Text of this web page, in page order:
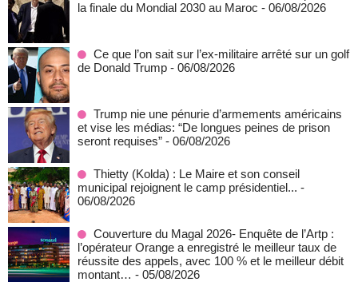
la finale du Mondial 2030 au Maroc - 06/08/2026
Ce que l’on sait sur l’ex-militaire arrêté sur un golf
de Donald Trump - 06/08/2026
Trump nie une pénurie d’armements américains
et vise les médias: “De longues peines de prison
seront requises” - 06/08/2026
‎Thietty (Kolda) : Le Maire et son conseil
municipal rejoignent le camp présidentiel... -
06/08/2026
Couverture du Magal 2026- Enquête de l’Artp :
l’opérateur Orange a enregistré le meilleur taux de
réussite des appels, avec 100 % et le meilleur débit
montant… - 05/08/2026